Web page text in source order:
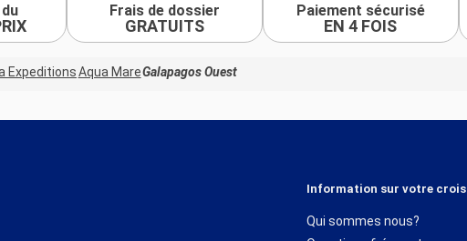
Frais de dossier
GRATUITS
Paiement sécurisé
EN 4 FOIS
ExpeditionsAqua MareGalapagos Ouest
Information sur votre
Qui sommes nous?